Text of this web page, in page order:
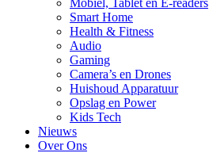
Mobiel, Tablet en E-readers
Smart Home
Health & Fitness
Audio
Gaming
Camera’s en Drones
Huishoud Apparatuur
Opslag en Power
Kids Tech
Nieuws
Over Ons